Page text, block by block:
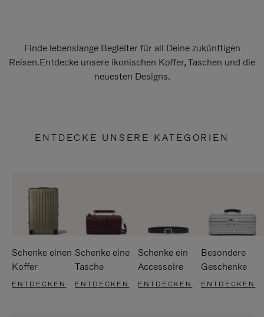
Finde lebenslange Begleiter für all Deine zukünftigen
Reisen.Entdecke unsere ikonischen Koffer, Taschen und die
neuesten Designs.
ENTDECKE UNSERE KATEGORIEN
Schenke einen
Koffer
ENTDECKEN
Schenke eine
Tasche
ENTDECKEN
Schenke ein
Accessoire
ENTDECKEN
Besondere
Geschenke
ENTDECKEN